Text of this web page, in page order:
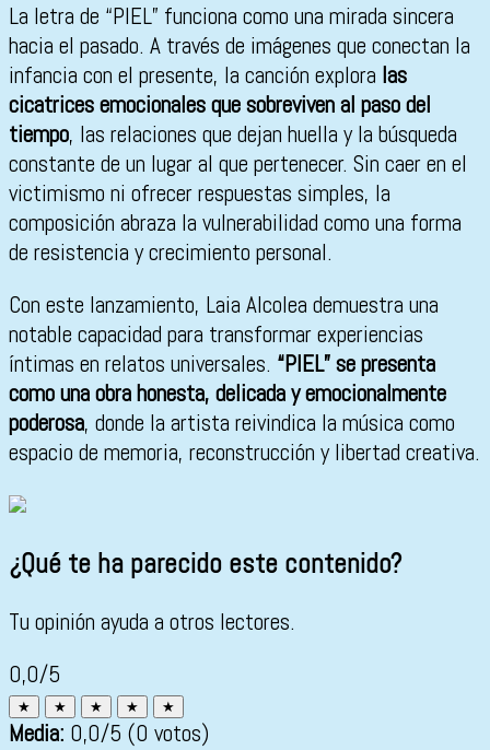
La letra de “PIEL” funciona como una mirada sincera
hacia el pasado. A través de imágenes que conectan la
infancia con el presente, la canción explora las
cicatrices emocionales que sobreviven al paso del
tiempo, las relaciones que dejan huella y la búsqueda
constante de un lugar al que pertenecer. Sin caer en el
victimismo ni ofrecer respuestas simples, la
composición abraza la vulnerabilidad como una forma
de resistencia y crecimiento personal.
Con este lanzamiento, Laia Alcolea demuestra una
notable capacidad para transformar experiencias
íntimas en relatos universales. “PIEL” se presenta
como una obra honesta, delicada y emocionalmente
poderosa, donde la artista reivindica la música como
espacio de memoria, reconstrucción y libertad creativa.
¿Qué te ha parecido este contenido?
Tu opinión ayuda a otros lectores.
0,0/5
★ ★ ★ ★ ★
Media: 0,0/5 (0 votos)